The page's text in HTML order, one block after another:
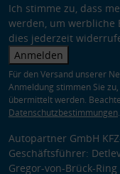
Ich stimme zu, dass
werden, um werbliche
dies jederzeit
Anmelden
Für den Versand unserer
Anmeldung stimmen Sie
übermittelt werden.
Datenschutzbestimmungen.
Autopartner GmbH
Geschäftsführer:
Gregor-von-Brück-Ring